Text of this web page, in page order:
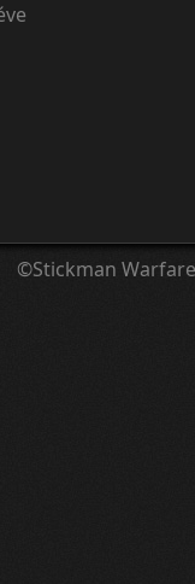
©Stickman Warfare